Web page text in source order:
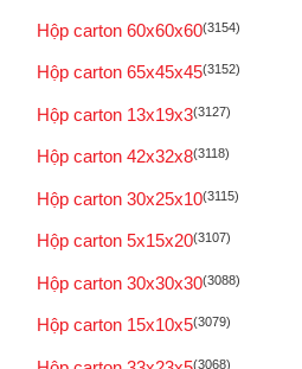
Hộp carton 60x60x60(3154)
Hộp carton 65x45x45(3152)
Hộp carton 13x19x3(3127)
Hộp carton 42x32x8(3118)
Hộp carton 30x25x10(3115)
Hộp carton 5x15x20(3107)
Hộp carton 30x30x30(3088)
Hộp carton 15x10x5(3079)
(3068)